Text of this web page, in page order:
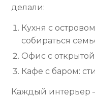
делали:
Кухня с
собираться
Офис с
Кафе с баром:
Каждый интерьер